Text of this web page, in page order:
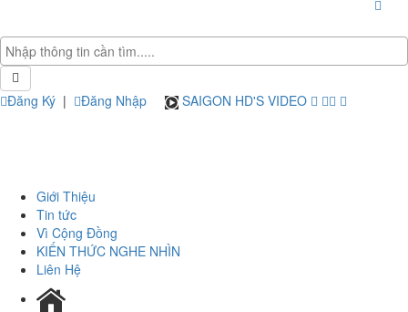
Đăng Ký | Đăng Nhập SAIGON HD'S VIDEO
Giới Thiệu
Tin tức
Vì Cộng Đồng
KIẾN THỨC NGHE NHÌN
Liên Hệ